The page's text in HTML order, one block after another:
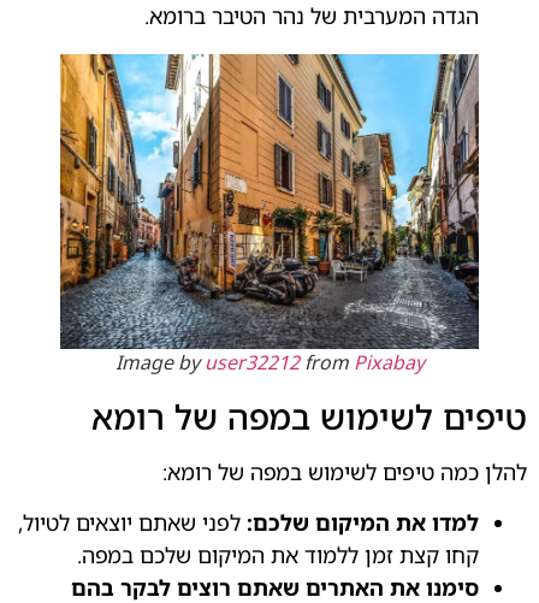
הגדה המערבית של נהר הטיבר ברומא.
Image byuser32212from Pixabay
טיפים לשימוש במפה של רומא
להלן כמה טיפים לשימוש במפה של רומא:
למדו את המיקום שלכם: לפני שאתם יוצאים לטיול,
קחו קצת זמן ללמוד את המיקום שלכם במפה.
סימנו את האתרים שאתם רוצים לבקר בהם